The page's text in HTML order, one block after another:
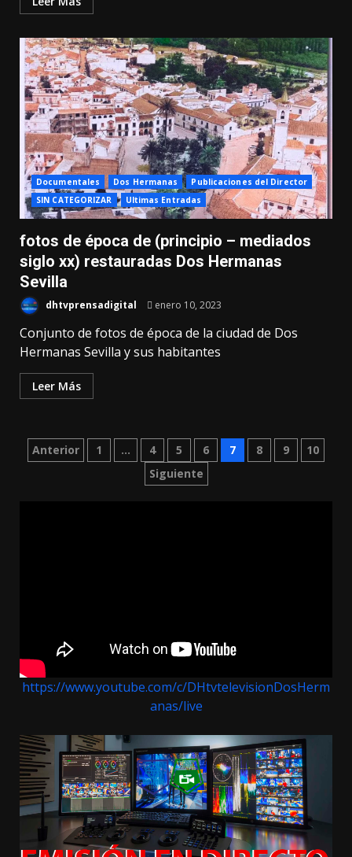
Documentales Dos Hermanas
Publicaciones del Director
SIN CATEGORIZAR
Ultimas Entradas
fotos de época de (principio – mediados
siglo xx) restauradas Dos Hermanas
Sevilla
dhtvprensadigital enero 10, 2023
Conjunto de fotos de época de la ciudad de Dos
Hermanas Sevilla y sus habitantes
Leer Más
Paginación
Anterior 1 … 4 5 6 7 8 9
10
Siguiente
https://www.youtube.com/c/DHtvtelevisionDosHerm
anas/live